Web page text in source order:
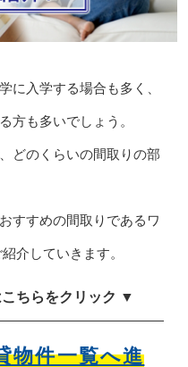
に入学する場合も多く、
方も多いでしょう。
どのくらいの間取りの部
すすめの間取りであるワ
介していきます。
ちらをクリック ▼
物件一覧へ進